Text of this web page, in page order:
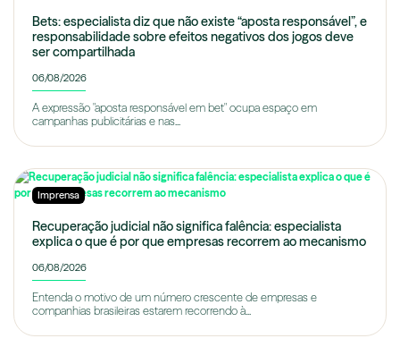
Bets: especialista diz que não existe “aposta responsável”, e
responsabilidade sobre efeitos negativos dos jogos deve
ser compartilhada
06/08/2026
A expressão "aposta responsável em bet" ocupa espaço em
campanhas publicitárias e nas...
Imprensa
Recuperação judicial não significa falência: especialista
explica o que é por que empresas recorrem ao mecanismo
06/08/2026
Entenda o motivo de um número crescente de empresas e
companhias brasileiras estarem recorrendo à...